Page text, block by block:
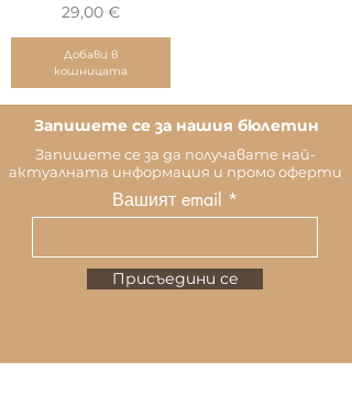
Цена
29,00 €
Добави в
кошницата
Запишете се за нашия бюлетин
Запишете се за да получавате най-
актуалната информация и промо оферти
Вашият email
Присъедини се